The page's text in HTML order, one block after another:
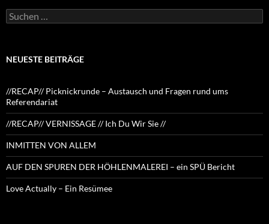
Suchen
nach:
NEUESTE BEITRÄGE
//RECAP// Picknickrunde – Austausch und Fragen rund ums
Referendariat
//RECAP// VERNISSAGE // Ich Du Wir Sie //
INMITTEN VON ALLEM
AUF DEN SPUREN DER HÖHLENMALEREI – ein SPÜ Bericht
Love Actually – Ein Resümee